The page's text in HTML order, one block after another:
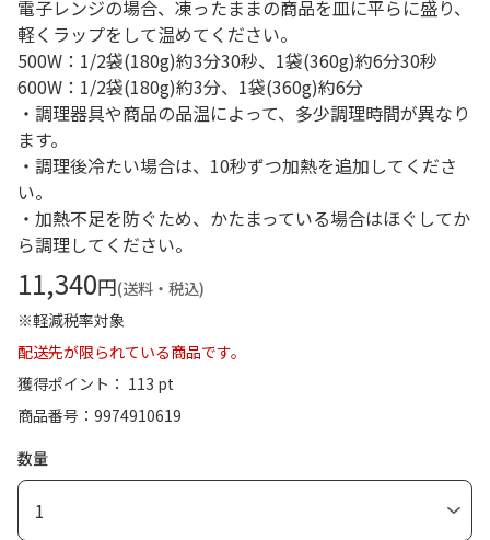
電子レンジの場合、凍ったままの商品を皿に平らに盛り、
軽くラップをして温めてください。
500W：1/2袋(180g)約3分30秒、1袋(360g)約6分30秒
600W：1/2袋(180g)約3分、1袋(360g)約6分
・調理器具や商品の品温によって、多少調理時間が異なり
ます。
・調理後冷たい場合は、10秒ずつ加熱を追加してくださ
い。
・加熱不足を防ぐため、かたまっている場合はほぐしてか
ら調理してください。
11,340円(送料・税込)
※軽減税率対象
配送先が限られている商品です。
獲得ポイント： 113 pt
商品番号
9974910619
数量
1